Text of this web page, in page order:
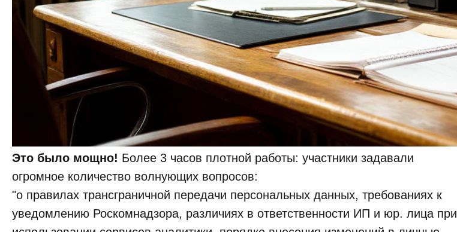
Это было мощно! Более 3 часов плотной работы: участники задавали
огромное количество волнующих вопросов:
"о правилах трансграничной передачи персональных данных, требованиях к
уведомлению Роскомнадзора, различиях в ответственности ИП и юр. лица при